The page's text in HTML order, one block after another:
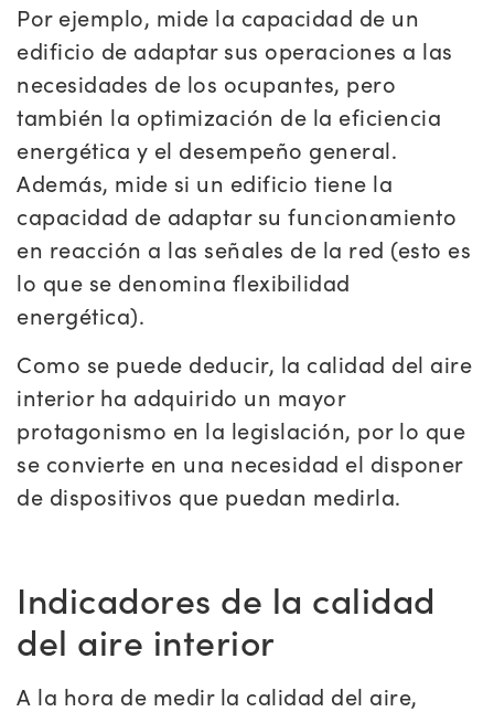
Por ejemplo, mide la capacidad de un
edificio de adaptar sus operaciones a las
necesidades de los ocupantes, pero
también la optimización de la eficiencia
energética y el desempeño general.
Además, mide si un edificio tiene la
capacidad de adaptar su funcionamiento
en reacción a las señales de la red (esto es
lo que se denomina flexibilidad
energética).
Como se puede deducir, la calidad del aire
interior ha adquirido un mayor
protagonismo en la legislación, por lo que
se convierte en una necesidad el disponer
de dispositivos que puedan medirla.
Indicadores de la calidad
del aire interior
A la hora de medir la calidad del aire,